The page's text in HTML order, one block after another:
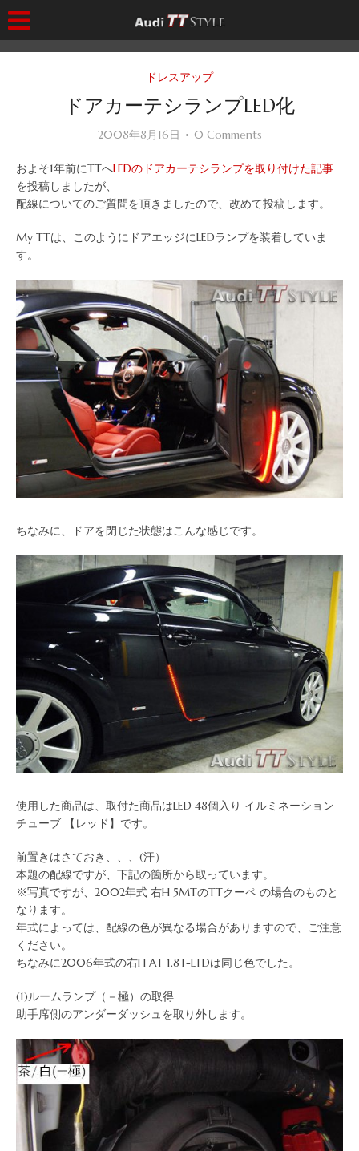
ドレスアップ
ドアカーテシランプLED化
2008年8月16日 0 Comments
およそ1年前にTTへLEDのドアカーテシランプを取り付けた記事
を投稿しましたが、
配線についてのご質問を頂きましたので、改めて投稿します。
My TTは、このようにドアエッジにLEDランプを装着していま
す。
ちなみに、ドアを閉じた状態はこんな感じです。
使用した商品は、取付た商品はLED 48個入り イルミネーション
チューブ 【レッド】です。
前置きはさておき、、、(汗）
本題の配線ですが、下記の箇所から取っています。
※写真ですが、2002年式 右H 5MTのTTクーペ の場合のものと
なります。
年式によっては、配線の色が異なる場合がありますので、ご注意
ください。
ちなみに2006年式の右H AT 1.8T-LTDは同じ色でした。
(1)ルームランプ（－極）の取得
助手席側のアンダーダッシュを取り外します。